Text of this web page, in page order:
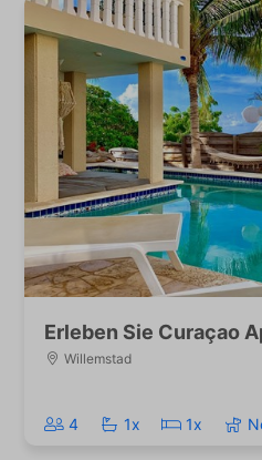
Erleben Sie Curaçao
Willemstad
4 1x 1x